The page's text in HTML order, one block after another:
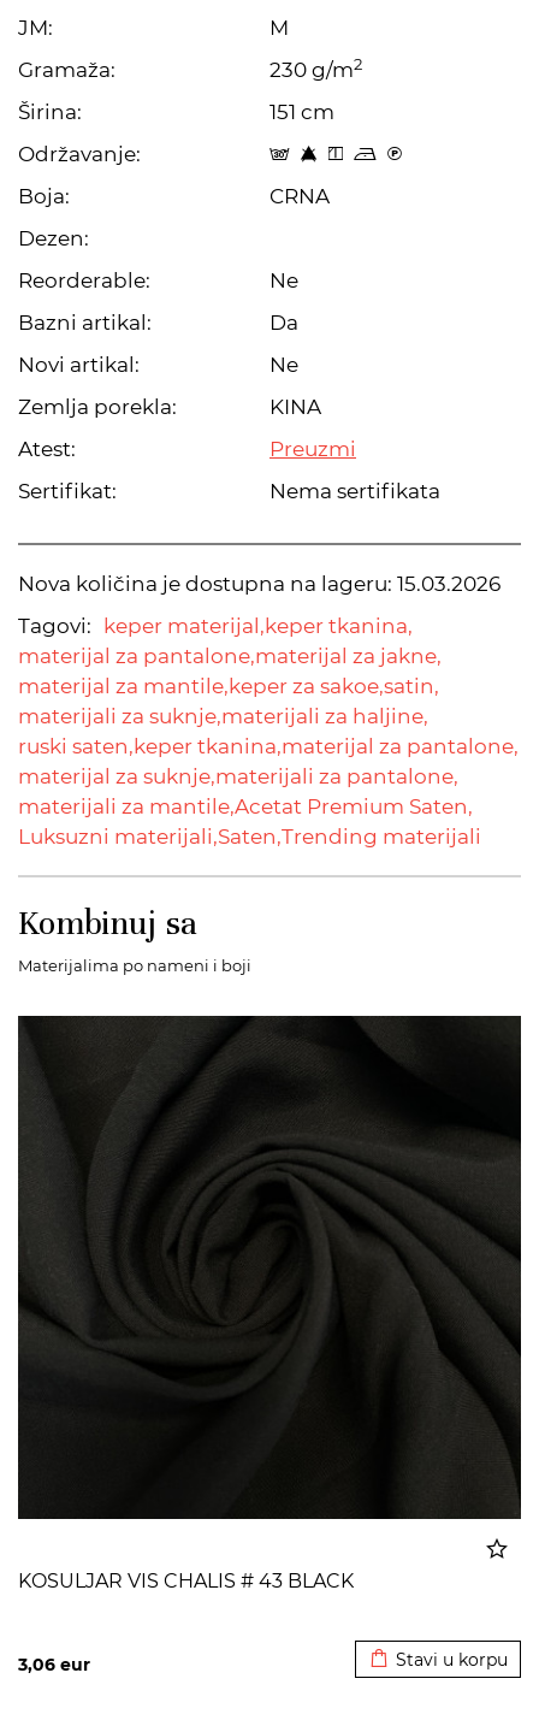
JM:
M
Gramaža:
230 g/m2
Širina:
151 cm
Održavanje:
s 8 y o C
Boja:
CRNA
Dezen:
Reorderable:
Ne
Bazni artikal:
Da
Novi artikal:
Ne
Zemlja porekla:
KINA
Atest:
Preuzmi
Sertifikat:
Nema sertifikata
Nova količina je dostupna na lageru: 15.03.2026
Tagovi:
keper materijal, keper tkanina,
materijal za pantalone,materijal za jakne,
materijal za mantile, keper za sakoe,satin,
materijali za suknje,materijali za haljine,
ruski saten, keper tkanina,materijal za pantalone,
materijal za suknje,materijali za pantalone,
materijali za mantile,Acetat Premium Saten,
Luksuzni materijali,Saten,Trending materijali
Kombinuj sa
Materijalima po nameni i boji
KOSULJAR VIS CHALIS # 43 BLACK
3,06 eur Stavi u korpu